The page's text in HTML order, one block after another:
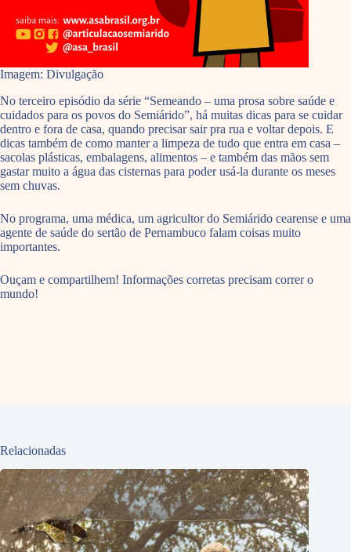
Imagem: Divulgação
No terceiro episódio da série “Semeando – uma prosa sobre saúde e
cuidados para os povos do Semiárido”, há muitas dicas para se cuidar
dentro e fora de casa, quando precisar sair pra rua e voltar depois. E
dicas também de como manter a limpeza de tudo que entra em casa –
sacolas plásticas, embalagens, alimentos – e também das mãos sem
gastar muito a água das cisternas para poder usá-la durante os meses
sem chuvas.
No programa, uma médica, um agricultor do Semiárido cearense e uma
agente de saúde do sertão de Pernambuco falam coisas muito
importantes.
Ouçam e compartilhem! Informações corretas precisam correr o
mundo!
Relacionadas